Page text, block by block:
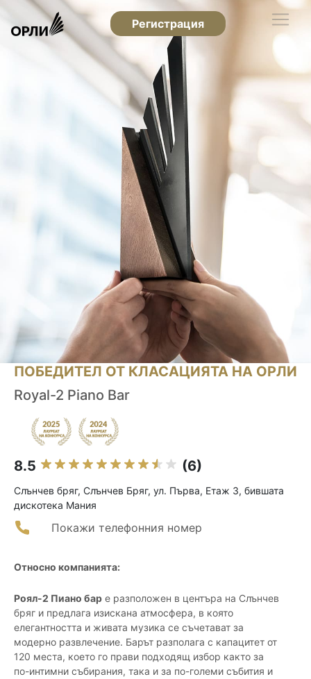
Регистрация
ПОБЕДИТЕЛ ОТ КЛАСАЦИЯТА НА ОРЛИ
Royal-2 Piano Bar
8.5 (6)
Слънчев бряг, Слънчев Бряг, ул. Първа, Етаж 3, бившата
дискотека Мания
Покажи телефонния номер
Относно компанията:
Роял-2 Пиано бар е разположен в центъра на Слънчев
бряг и предлага изискана атмосфера, в която
елегантността и живата музика се съчетават за
модерно развлечение. Барът разполага с капацитет от
120 места, което го прави подходящ избор както за
по-интимни събирания, така и за по-големи събития и